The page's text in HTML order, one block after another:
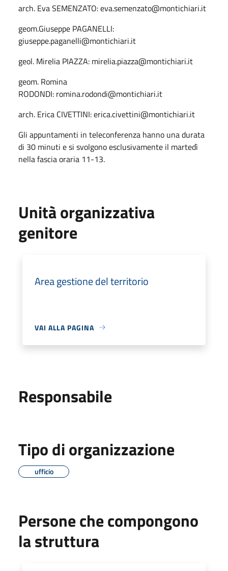
arch. Eva SEMENZATO: eva.semenzato@montichiari.it
geom.Giuseppe PAGANELLI:
giuseppe.paganelli@montichiari.it
geol. Mirelia PIAZZA: mirelia.piazza@montichiari.it
geom. Romina
RODONDI: romina.rodondi@montichiari.it
arch. Erica CIVETTINI: erica.civettini@montichiari.it
Gli appuntamenti in teleconferenza hanno una durata
di 30 minuti e si svolgono esclusivamente il martedì
nella fascia oraria 11-13.
Unità organizzativa
genitore
Area gestione del territorio
VAI ALLA PAGINA
Responsabile
Tipo di organizzazione
ufficio
Persone che compongono
la struttura